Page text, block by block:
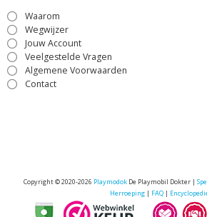
Waarom
Wegwijzer
Jouw Account
Veelgestelde Vragen
Algemene Voorwaarden
Contact
Copyright © 2020-2026 PlaymodokDe Playmobil Dokter |
Herroeping | FAQ |